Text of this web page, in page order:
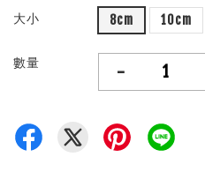
大小 8cm 10cm
數量 -